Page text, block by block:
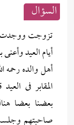
السؤال
تزوجت ووجدت
أيام العيد
أهل والده رحمه
المقابر فى
بعضنا بعضا
صاحبتهم